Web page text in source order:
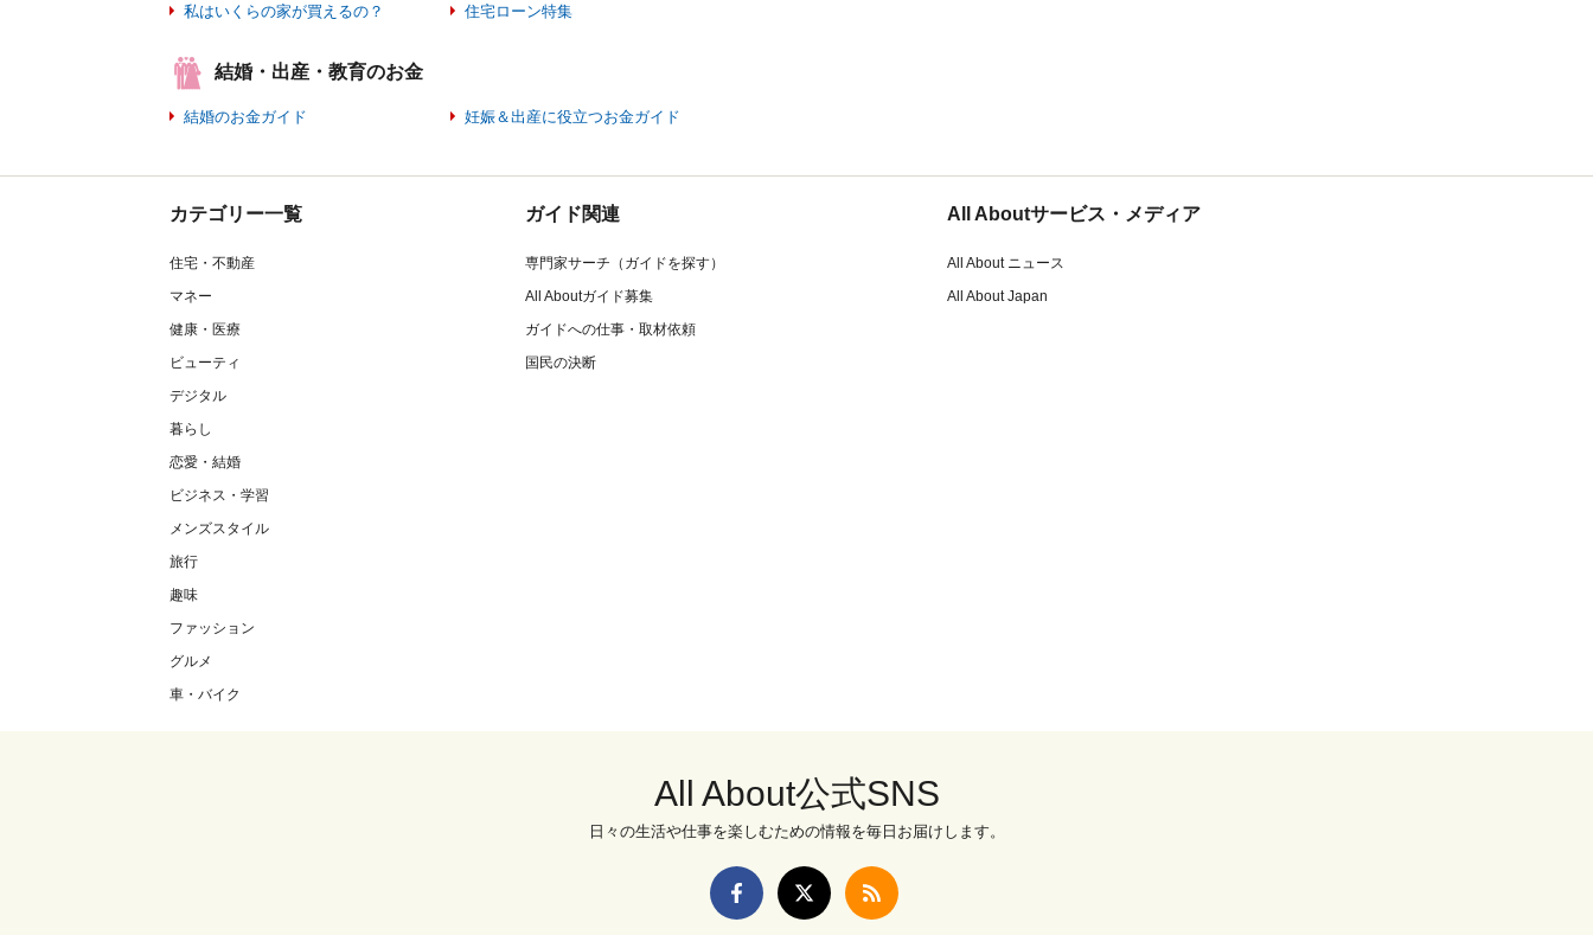
私はいくらの家が買えるの？ 住宅ローン特集
結婚・出産・教育のお金
結婚のお金ガイド 妊娠＆出産に役立つお金ガイド
カテゴリー一覧
住宅・不動産
マネー
健康・医療
ビューティ
デジタル
暮らし
恋愛・結婚
ビジネス・学習
メンズスタイル
旅行
趣味
ファッション
グルメ
車・バイク
ガイド関連
専門家サーチ（ガイドを探す）
All Aboutガイド募集
ガイドへの仕事・取材依頼
国民の決断
All Aboutサービス・メディア
All About ニュース
All About Japan
All About公式SNS
日々の生活や仕事を楽しむための情報を毎日お届けします。